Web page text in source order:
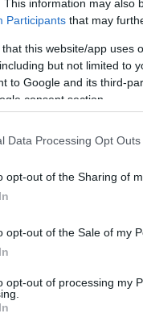
This information may also
Participants that may
that this website/app uses
but not limited to
to Google and its third-
consent section.
Data Processing Opt Outs
opt-out of the Sharing of
opt-out of the Sale of my
opt-out of processing my
κρανίου
στην
υγρό (ΕΝΥ).
μικρά